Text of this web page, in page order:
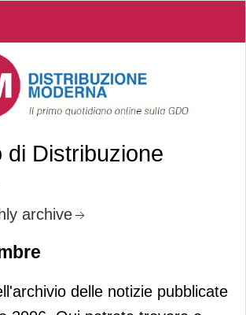
di Distribuzione
archive
delle notizie pubblicate